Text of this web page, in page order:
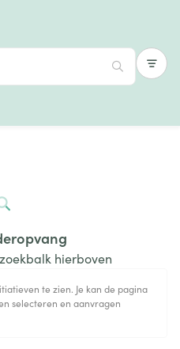
hierboven
te zien. Je kan de pagina
selecteren en aanvragen